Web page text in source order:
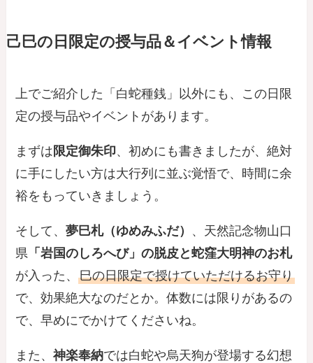
己巳の日限定の授与品＆イベント情報
上でご紹介した「白蛇種銭」以外にも、この日限
定の授与品やイベントがあります。
まずは 限定御朱印、初めにも書きましたが、絶対
に手にしたい方は大行列に並ぶ覚悟で、時間に余
裕をもっていきましょう。
そして、夢巳札（ゆめみふだ） 、天然記念物山口
県 「岩国のしろへび」の脱皮と蛇窪大明神のお札
が入った、巳の日限定で授けていただけるお守り
で、効果絶大なのだとか。体数には限りがあるの
で、早めにでかけてくださいね。
また、神楽奉納では白蛇や烏天狗が登場する幻想